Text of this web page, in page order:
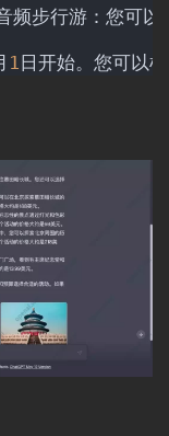
频步行游：您可
1 日开始。您可以